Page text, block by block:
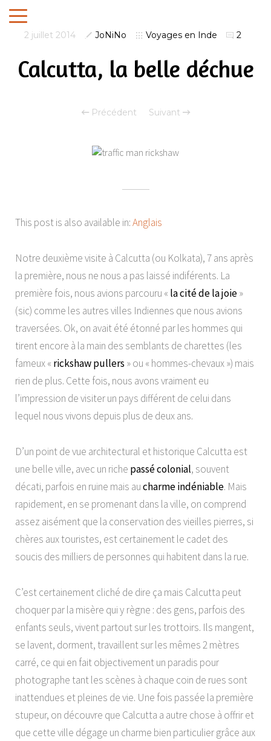
2 juillet 2014 JoNiNo Voyages en Inde 2
Calcutta, la belle déchue
Précédent Suivant
This post is also available in:Anglais
Notre deuxième visite à Calcutta (ou Kolkata), 7 ans après
la première, nous ne nous a pas laissé indiférents. La
première fois, nous avions parcouru « la cité de la joie»
(sic) comme les autres villes Indiennes que nous avions
traversées. Ok, on avait été étonné par les hommes qui
tirent encore à la main des semblants de charettes (les
fameux « rickshaw pullers» ou « hommes-chevaux ») mais
rien de plus. Cette fois, nous avons vraiment eu
l’impression de visiter un pays différent de celui dans
lequel nous vivons depuis plus de deux ans.
D’un point de vue architectural et historique Calcutta est
une belle ville, avec un riche passé colonial, souvent
décati, parfois en ruine mais aucharme indéniable. Mais
rapidement, en se promenant dans la ville, on comprend
assez aisément que la conservation des vieilles pierres, si
chères aux touristes, est certainement le cadet des
soucis des milliers de personnes qui habitent dans la rue.
C’est certainement cliché de dire ça mais Calcutta peut
choquer par la misère qui y règne : des gens, parfois des
enfants seuls, vivent partout sur les trottoirs. Ils mangent,
se lavent, dorment, travaillent sur les mêmes 2 mètres
carré, ce qui en fait objectivement un paradis pour
photographe tant les scènes à chaque coin de rues sont
inattendues et pleines de vie. Une fois passée la première
stupeur, on découvre que Calcutta a autre chose à offrir et
que cette ville dégage un charme bien particulier grâce aux